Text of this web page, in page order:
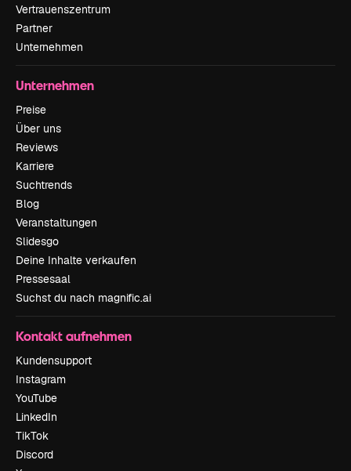
Vertrauenszentrum
Partner
Unternehmen
Unternehmen
Preise
Über uns
Reviews
Karriere
Suchtrends
Blog
Veranstaltungen
Slidesgo
Deine Inhalte verkaufen
Pressesaal
Suchst du nach magnific.ai
Kontakt aufnehmen
Kundensupport
Instagram
YouTube
LinkedIn
TikTok
Discord